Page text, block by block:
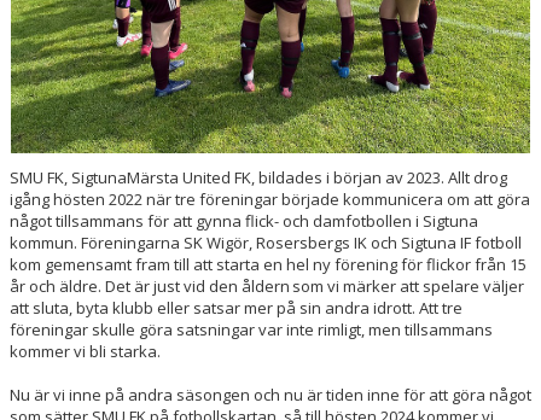
MATCHER
VÅR PROFIL
DOKUMENT
BILDGALLERI
SMU FK, SigtunaMärsta United FK, bildades i början av 2023. Allt drog
igång hösten 2022 när tre föreningar började kommunicera om att göra
något tillsammans för att gynna flick- och damfotbollen i Sigtuna
kommun. Föreningarna SK Wigör, Rosersbergs IK och Sigtuna IF fotboll
kom gemensamt fram till att starta en hel ny förening för flickor från 15
år och äldre. Det är just vid den åldern som vi märker att spelare väljer
att sluta, byta klubb eller satsar mer på sin andra idrott. Att tre
föreningar skulle göra satsningar var inte rimligt, men tillsammans
kommer vi bli starka.
Nu är vi inne på andra säsongen och nu är tiden inne för att göra något